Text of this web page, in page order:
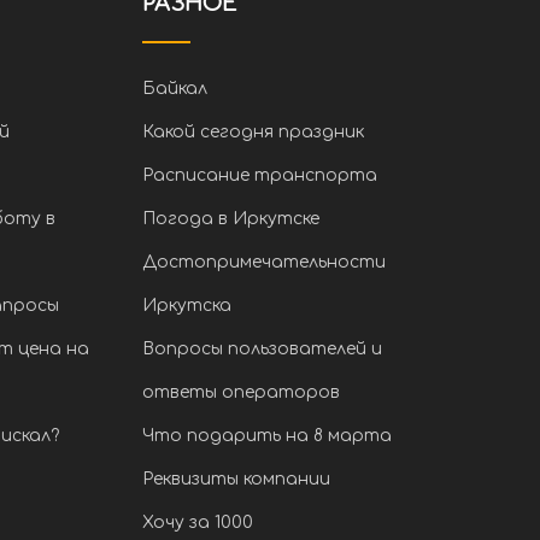
в
цена на
Байкал
Какой сегодня праздник
Расписание транспорта
Погода в Иркутске
Достопримечательности
Иркутска
Вопросы пользователей и
ответы операторов
Что подарить на 8 марта
Реквизиты компании
Хочу за 1000